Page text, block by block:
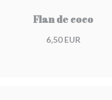
Flan de coco
6,50 EUR